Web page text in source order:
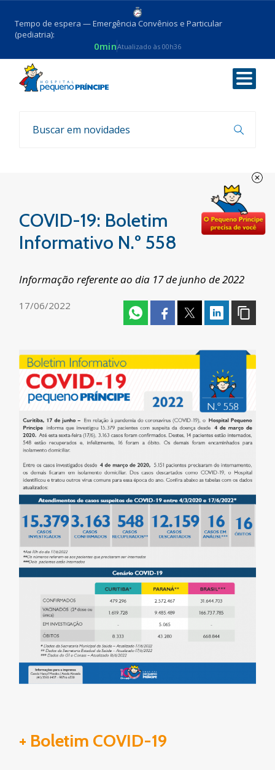
Tempo de espera — Emergência Convênios e Particular
(pediatria):
0minAtualizado às 00h36
Voltar
Boletim COVID-19
COVID-19: Boletim
Informativo N.º 558
Informação referente ao dia 17 de junho de 2022
17/06/2022
+ Boletim COVID-19